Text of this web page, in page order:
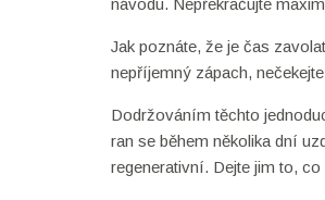
návodu. Nepřekračujte
Jak poznáte, že je čas
nepříjemný zápach,
Dodržováním těchto
ran se během několika dní
regenerativní. Dejte jim to,